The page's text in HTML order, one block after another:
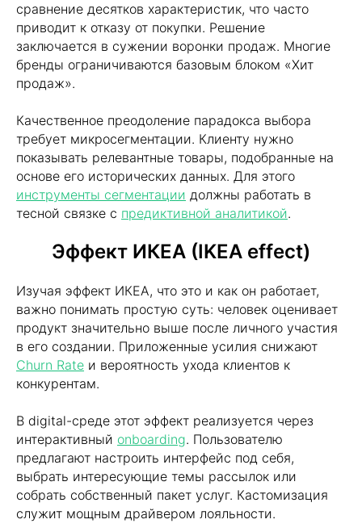
сравнение десятков характеристик, что часто
приводит к отказу от покупки. Решение
заключается в сужении воронки продаж. Многие
бренды ограничиваются базовым блоком «Хит
продаж».
Качественное преодоление парадокса выбора
требует микросегментации. Клиенту нужно
показывать релевантные товары, подобранные на
основе его исторических данных. Для этого
инструменты сегментации должны работать в
тесной связке с предиктивной аналитикой.
Эффект ИКЕА (IKEA effect)
Изучая эффект ИКЕА, что это и как он работает,
важно понимать простую суть: человек оценивает
продукт значительно выше после личного участия
в его создании. Приложенные усилия снижают
Churn Rate и вероятность ухода клиентов к
конкурентам.
В digital-среде этот эффект реализуется через
интерактивный onboarding. Пользователю
предлагают настроить интерфейс под себя,
выбрать интересующие темы рассылок или
собрать собственный пакет услуг. Кастомизация
служит мощным драйвером лояльности.